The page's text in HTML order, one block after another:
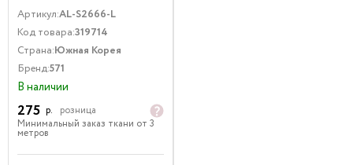
Артикул:AL-S2666-L
Код товара:319714
Страна:Южная Корея
Бренд:571
В наличии
275 р.
розница
Минимальный заказ ткани от 3
метров